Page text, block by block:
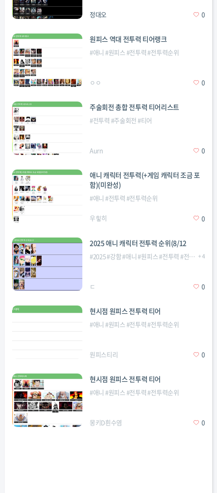
정대오 0
원피스 역대 전투력 티어랭크
#애니 #원피스#전투력#전투력순위
ㅇㅇ 0
주술회전 총합 전투력 티어리스트
#전투력 #주술회전 #티어
Aurn 0
애니 캐릭터 전투력(+게임 캐릭터 조금 포
함)(미완성)
#애니 #전투력 #전투력순위
우힣히 0
2025 애니 캐릭터 전투력 순위(8/12
#2025#강함#애니#원피스#전투력 #전투력순위 +4
ㄷ 0
현시점 원피스 전투력 티어
#애니 #원피스#전투력#전투력순위
원피스티리 0
현시점 원피스 전투력 티어
#애니 #원피스#전투력#전투력순위
몽키D흰수염 0